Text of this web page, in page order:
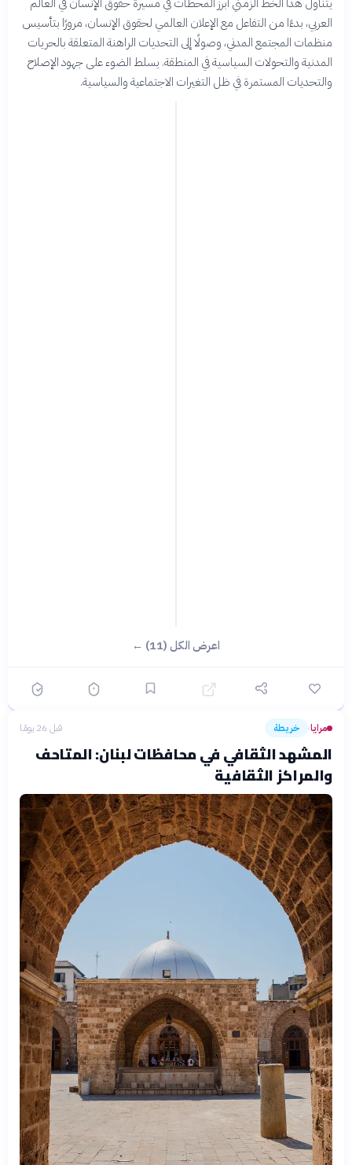
العربي، بدءًا من التفاعل مع الإعلان العالمي لحقوق الإنسان، مرورًا بتأسيس
منظمات المجتمع المدني، وصولًا إلى التحديات الراهنة المتعلقة بالحريات
المدنية والتحولات السياسية في المنطقة. يسلط الضوء على جهود الإصلاح
والتحديات المستمرة في ظل التغيرات الاجتماعية والسياسية.
اعرض الكل (11) ←
مرايا› خريطة قبل 26 يومًا
المشهد الثقافي في محافظات لبنان: المتاحف
والمراكز الثقافية